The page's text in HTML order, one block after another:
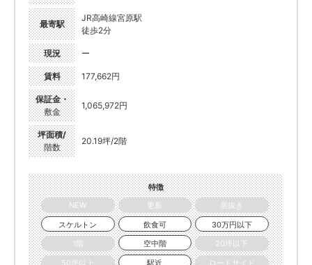
最寄駅
JR高崎線宮原駅
徒歩2分
現況 ー
賃料 177,662円
保証金・
敷金
1,065,972円
坪面積/
階数
20.19坪/2階
特徴
NEW
更新
居抜き
スケルトン
飲食可
30万円以下
1階
空中階
20坪以下
50坪以上
駅近 ロードサイド